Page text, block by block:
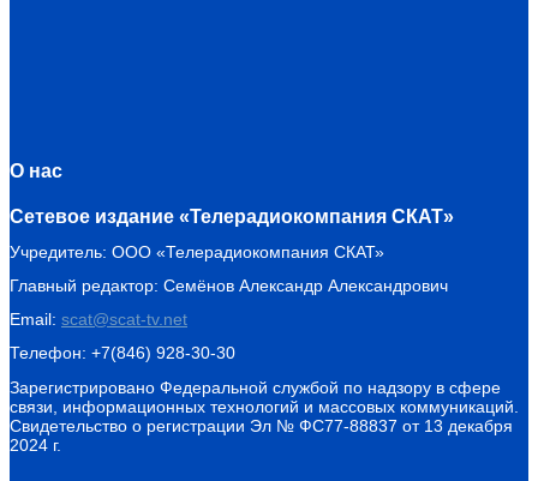
О нас
Сетевое издание «Телерадиокомпания СКАТ»
Учредитель: ООО «Телерадиокомпания СКАТ»
Главный редактор: Семёнов Александр Александрович
Email: scat@scat-tv.net
Телефон: +7(846) 928-30-30
Зарегистрировано Федеральной службой по надзору в сфере
связи, информационных технологий и массовых коммуникаций.
Свидетельство о регистрации Эл № ФС77-88837 от 13 декабря
2024 г.